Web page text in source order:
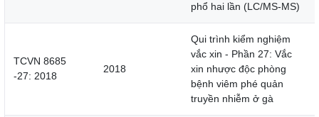
phổ hai lần (LC/MS-MS)
TCVN 8685
-27: 2018
2018
Qui trình kiểm nghiệm
vắc xin - Phần 27: Vắc
xin nhược độc phòng
bệnh viêm phé quản
truyền nhiễm ở gà